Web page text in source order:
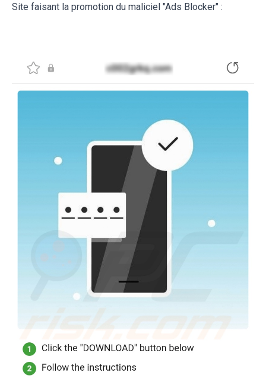
Site faisant la promotion du maliciel "Ads Blocker" :